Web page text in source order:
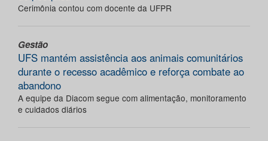
Cerimônia contou com docente da UFPR
Gestão
UFS mantém assistência aos animais comunitários
durante o recesso acadêmico e reforça combate ao
abandono
A equipe da Diacom segue com alimentação, monitoramento
e cuidados diários